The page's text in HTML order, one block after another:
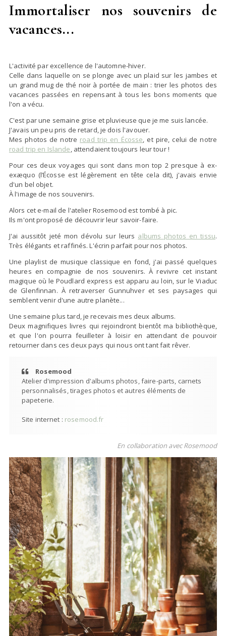
Immortaliser nos souvenirs de
vacances...
L'activité par excellence de l'automne-hiver.
Celle dans laquelle on se plonge avec un plaid sur les jambes et
un grand mug de thé noir à portée de main : trier les photos des
vacances passées en repensant à tous les bons moments que
l'on a vécu.
C'est par une semaine grise et pluvieuse que je me suis lancée.
J'avais un peu pris de retard, je dois l'avouer.
Mes photos de notre road trip en Écosse, et pire, celui de notre
road trip en Islande, attendaient toujours leur tour !
Pour ces deux voyages qui sont dans mon top 2 presque à ex-
exæquo (l’Écosse est légèrement en tête cela dit), j'avais envie
d'un bel objet.
À l'image de nos souvenirs.
Alors cet e-mail de l'atelier Rosemood est tombé à pic.
Ils m'ont proposé de découvrir leur savoir-faire.
J'ai aussitôt jeté mon dévolu sur leurs albums photos en tissu.
Très élégants et raffinés. L'écrin parfait pour nos photos.
Une playlist de musique classique en fond, j'ai passé quelques
heures en compagnie de nos souvenirs. À revivre cet instant
magique où le Poudlard express est apparu au loin, sur le Viaduc
de Glenfinnan. À retraverser Gunnuhver et ses paysages qui
semblent venir d'une autre planète...
Une semaine plus tard, je recevais mes deux albums.
Deux magnifiques livres qui rejoindront bientôt ma bibliothèque,
et que l'on pourra feuilleter à loisir en attendant de pouvoir
retourner dans ces deux pays qui nous ont tant fait rêver.
Rosemood
Atelier d'impression d'albums photos, faire-parts, carnets
personnalisés, tirages photos et autres éléments de
papeterie.
Site internet : rosemood.fr
En collaboration avec Rosemood